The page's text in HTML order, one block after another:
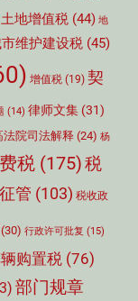
土地增值税 (44) 地
维护建设税 (45)
增值税 (19) 契
(14) 律师文集 (31)
法院司法解释 (24) 杨
税 (175)税
管 (103) 税收政
(30) 行政许可批复 (15)
购置税 (76)
部门规章